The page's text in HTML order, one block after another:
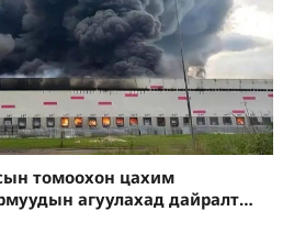
томоохон цахим
агуулахад дайралт